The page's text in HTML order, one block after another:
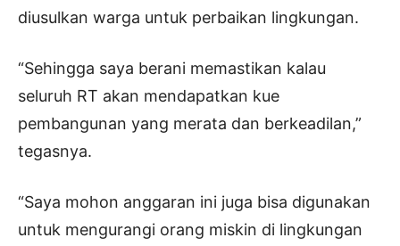
diusulkan warga untuk perbaikan lingkungan.
“Sehingga saya berani memastikan kalau
seluruh RT akan mendapatkan kue
pembangunan yang merata dan berkeadilan,”
tegasnya.
“Saya mohon anggaran ini juga bisa digunakan
untuk mengurangi orang miskin di lingkungan